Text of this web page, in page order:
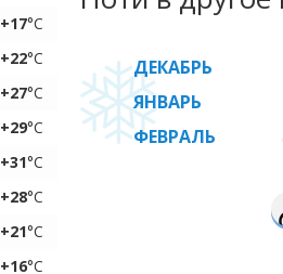
+17°C
+22°C
+27°C
+29°C
+31°C
+28°C
+21°C
+16°C
ДЕКАБРЬ
ЯНВАРЬ
ФЕВРАЛЬ